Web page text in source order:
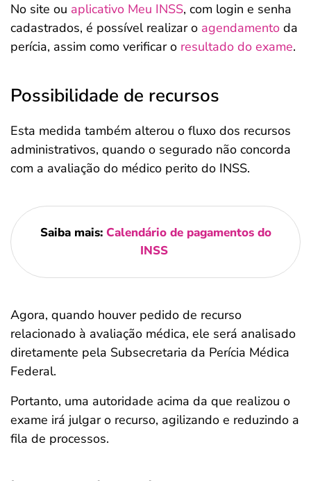
No site ou aplicativo Meu INSS, com login e senha
cadastrados, é possível realizar o agendamento da
perícia, assim como verificar o resultado do exame.
Possibilidade de recursos
Esta medida também alterou o fluxo dos recursos
administrativos, quando o segurado não concorda
com a avaliação do médico perito do INSS.
Saiba mais: Calendário de pagamentos do
INSS
Agora, quando houver pedido de recurso
relacionado à avaliação médica, ele será analisado
diretamente pela Subsecretaria da Perícia Médica
Federal.
Portanto, uma autoridade acima da que realizou o
exame irá julgar o recurso, agilizando e reduzindo a
fila de processos.